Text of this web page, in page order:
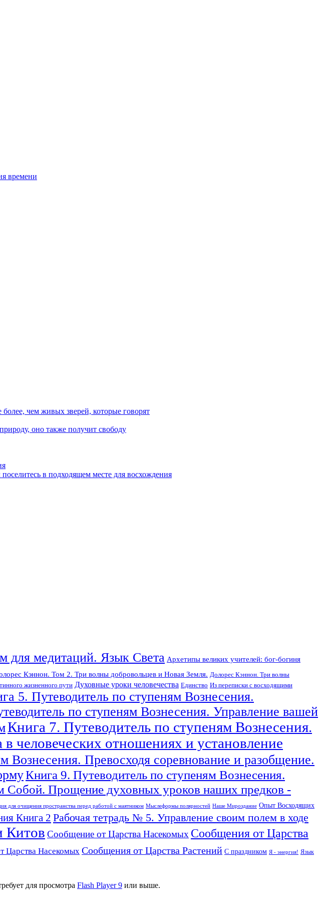
времени
чем живых зверей, которые говорят
оно также получит свободу
в подходящем месте для восхождения
для медитаций. Язык Света Архетипы великих учителей: бог-богиня
Кэннон. Том 2. Три волны добровольцев и Новая Земля. Долорес Кэннон. Три волны
жизненного пути Духовные уроки человечества Единство Из переписки с восходящими
5. Путеводитель по ступеням Вознесения.
по ступеням Вознесения. Управление вашей
Книга 7. Путеводитель по ступеням Вознесения.
человеческих отношениях и установление
Вознесения. Превосходя соревнование и разобщение.
Книга 9. Путеводитель по ступеням Вознесения.
Собой. Прощение духовных уроков наших предков -
для очищения пространства перед работой с маятником Мыслеформы полярностей Наше Мироздание Опыт Восходящих
Книга 2 Рабочая тетрадь № 5. Управление своим полем в ходе
Китов Сообщение от Царства Насекомых Сообщения от Царства
Царства Насекомых Сообщения от Царства Растений С праздником Я - энергия! Язык
для просмотра Flash Player 9 или выше.